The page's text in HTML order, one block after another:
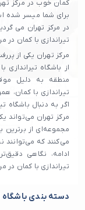
کمان خوب در مرکز
برای شما میسر شده
در مرکز تهران می
تیراندازی با کمان در
مرکز تهران یکی از
از باشگاه
منطقه به دلیل
تیراندازی با کمان،
اگر به دنبال باشگاه
مرکز تهران می‌تواند
مجموعه‌ای از برترین
می‌کنند که می‌توانند
ادامه، نگاهی
تیراندازی با کمان در
دسته بندی باشگاه